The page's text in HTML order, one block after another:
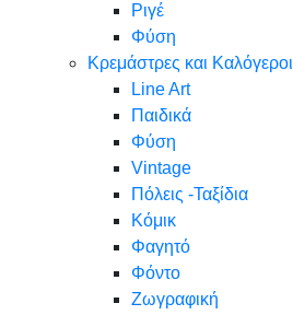
Ριγέ
Φύση
Κρεμάστρες και Καλόγεροι
Line Art
Παιδικά
Φύση
Vintage
Πόλεις -Ταξίδια
Κόμικ
Φαγητό
Φόντο
Ζωγραφική